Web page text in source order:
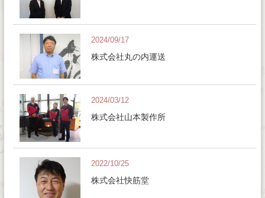
2024/09/17
株式会社丸の内運送
2024/03/12
株式会社山本製作所
2022/10/25
株式会社快筋堂